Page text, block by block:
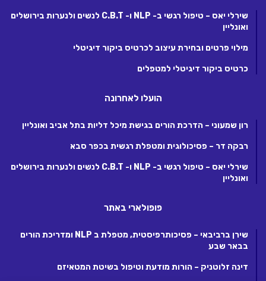
שירלי יאס – טיפול רגשי ב- NLP ו- C.B.T לנשים ולנערות בירושלים
ואונליין
מילוי פרטים ובחירת עיצוב לכרטיס ביקור דיגיטלי
כרטיס ביקור דיגיטלי למטפלים
הועלו לאחרונה
רון שמעוני – הדרכת הורים בגישת מיכל דליות בתל אביב ואונליין
רבקה דר – פסיכולוגית ומטפלת רגשית בכפר סבא
שירלי יאס – טיפול רגשי ב- NLP ו- C.B.T לנשים ולנערות בירושלים
ואונליין
פופולארי באתר
שירן ברביבאי – פסיכותרפיסטית, מטפלת ב NLP ומדריכת הורים
בבאר שבע
דינה זלוטניק – הורות מודעת וטיפול בשיטת המטאיזם